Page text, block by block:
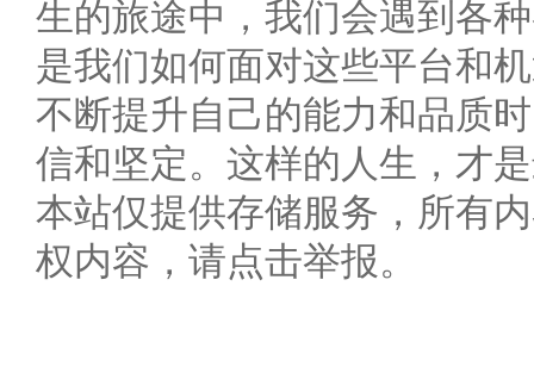
生的旅途中，我们会遇到各
是我们如何面对这些平台和
不断提升自己的能力和品质
信和坚定。这样的人生，才
本站仅提供存储服务，所有
权内容，请点击举报。